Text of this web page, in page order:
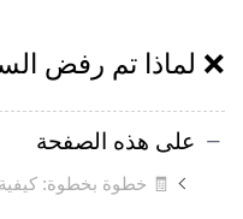
❌ لماذا تم رفض
على هذه الصفحة
🧾 خطوة بخطوة: